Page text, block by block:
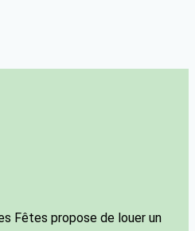
Fêtes propose de louer un